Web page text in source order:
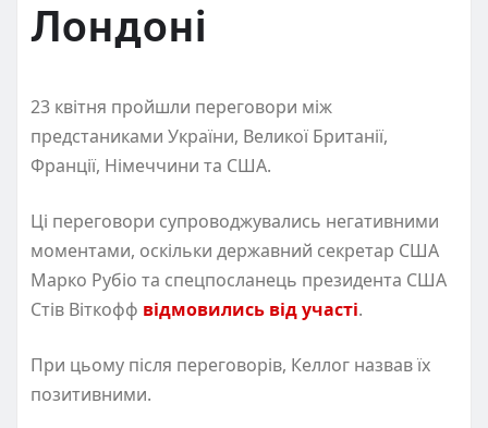
Лондоні
23 квітня пройшли переговори між
предстаниками України, Великої Британії,
Франції, Німеччини та США.
Ці переговори супроводжувались негативними
моментами, оскільки державний секретар США
Марко Рубіо та спецпосланець президента США
Стів Віткофф відмовились від участі.
При цьому після переговорів, Келлог назвав їх
позитивними.